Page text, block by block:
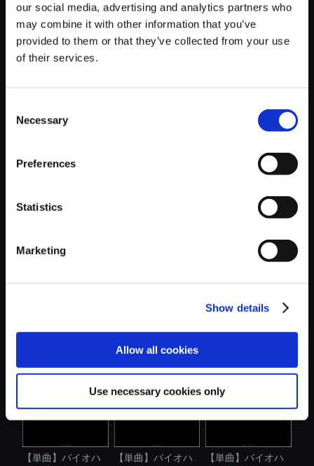
our social media, advertising and analytics partners who
may combine it with other information that you’ve
provided to them or that they’ve collected from your use
of their services.
Selection
Necessary
Preferences
Statistics
Marketing
Show details
Allow all cookies
Use necessary cookies only
【単曲】バイオハザードサウン
ドクロニクルIII Rest & Intensify
150円
おすすめ商品
ザードサウン...
ザードサウン...
ザードサウン...
【単曲】バイオハ
【単曲】バイオハ
【単曲】バイオハ